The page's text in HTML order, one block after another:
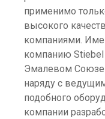
применимо
высокого
компаниями.
компанию
Эмалевом Союзе
наряду с
подобного
компании